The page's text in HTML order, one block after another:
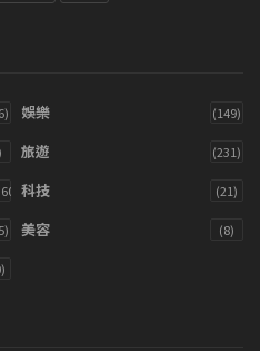
娛樂 (149)
旅遊 (231)
科技 (21)
美容 (8)